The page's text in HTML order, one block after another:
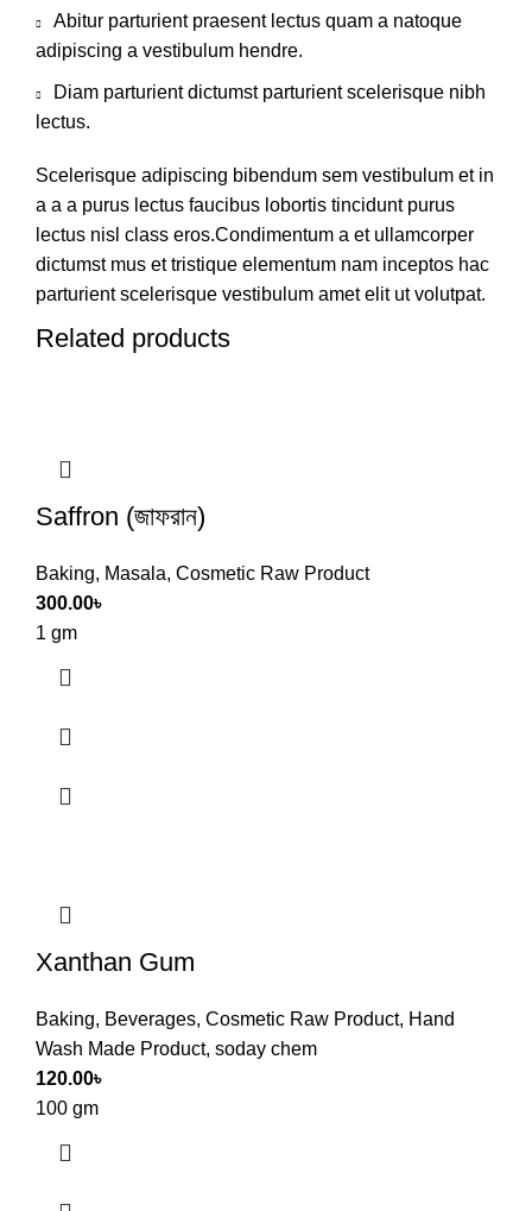
Abitur parturient praesent lectus quam a natoque
adipiscing a vestibulum hendre.
Diam parturient dictumst parturient scelerisque nibh
lectus.
Scelerisque adipiscing bibendum sem vestibulum et in
a a a purus lectus faucibus lobortis tincidunt purus
lectus nisl class eros.Condimentum a et ullamcorper
dictumst mus et tristique elementum nam inceptos hac
parturient scelerisque vestibulum amet elit ut volutpat.
Related products
Saffron (জাফরান)
Baking, Masala, Cosmetic Raw Product
300.00৳
1 gm
Xanthan Gum
Baking, Beverages, Cosmetic Raw Product, Hand
Wash Made Product, soday chem
120.00৳
100 gm